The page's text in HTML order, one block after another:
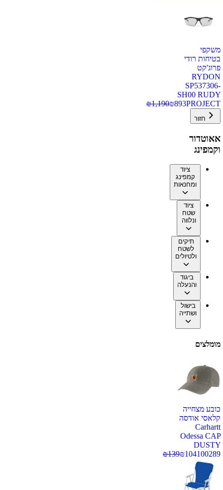
משקפי
בטיחות רודי
פרוג'קט
RYDON
SP537306-
SH00 RUDY
PROJECT
₪893
₪1,190
חזור
אאוטדור
וקמפינג
ציוד
קמפינג
ומחנאות
ציוד
שטח
ונלווה
תיקים
לשטח
ולטיולים
ביגוד
והנעלה
בישול
ושתייה
מומלצים
כובע מצחייה
קלאסי אודסה
Carhartt
Odessa CAP
DUSTY
100289
₪104
₪139